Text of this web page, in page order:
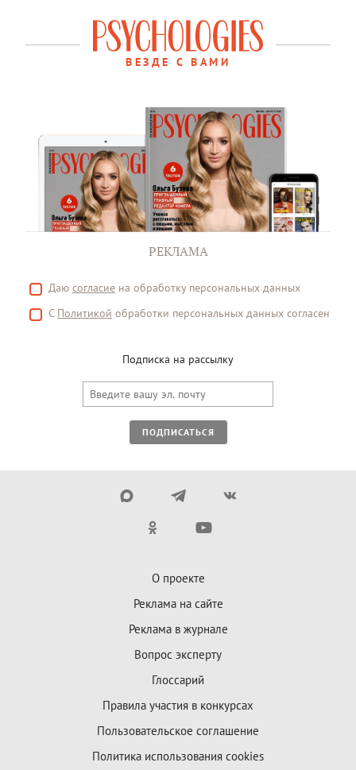
ВЕЗДЕ С ВАМИ
РЕКЛАМА
Даю согласие на обработку персональных данных
С Политикой обработки персональных данных согласен
Подписка на рассылку
ПОДПИСАТЬСЯ
О проекте
Реклама на сайте
Реклама в журнале
Вопрос эксперту
Глоссарий
Правила участия в конкурсах
Пользовательское соглашение
Политика использования cookies